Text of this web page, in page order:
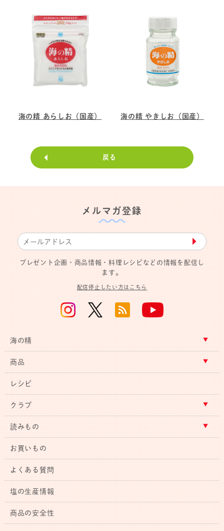
海の精 あらしお（国産） 海の精 やきしお（国産）
戻る
メルマガ登録
▶︎
プレゼント企画・商品情報・料理レシピなどの情報を配信し
ます。
配信停止したい方はこちら
海の精
商品
レシピ
クラブ
読みもの
お買いもの
よくある質問
塩の生産情報
商品の安全性